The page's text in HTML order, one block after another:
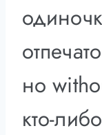
но
кто-